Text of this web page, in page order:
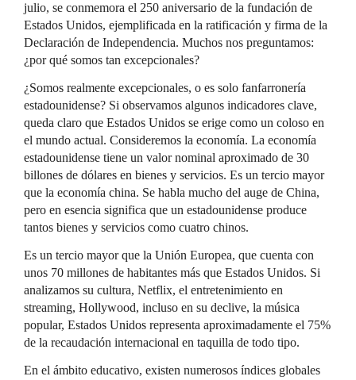
julio, se conmemora el 250 aniversario de la fundación de
Estados Unidos, ejemplificada en la ratificación y firma de la
Declaración de Independencia. Muchos nos preguntamos:
¿por qué somos tan excepcionales?
¿Somos realmente excepcionales, o es solo fanfarronería
estadounidense? Si observamos algunos indicadores clave,
queda claro que Estados Unidos se erige como un coloso en
el mundo actual. Consideremos la economía. La economía
estadounidense tiene un valor nominal aproximado de 30
billones de dólares en bienes y servicios. Es un tercio mayor
que la economía china. Se habla mucho del auge de China,
pero en esencia significa que un estadounidense produce
tantos bienes y servicios como cuatro chinos.
Es un tercio mayor que la Unión Europea, que cuenta con
unos 70 millones de habitantes más que Estados Unidos. Si
analizamos su cultura, Netflix, el entretenimiento en
streaming, Hollywood, incluso en su declive, la música
popular, Estados Unidos representa aproximadamente el 75%
de la recaudación internacional en taquilla de todo tipo.
En el ámbito educativo, existen numerosos índices globales